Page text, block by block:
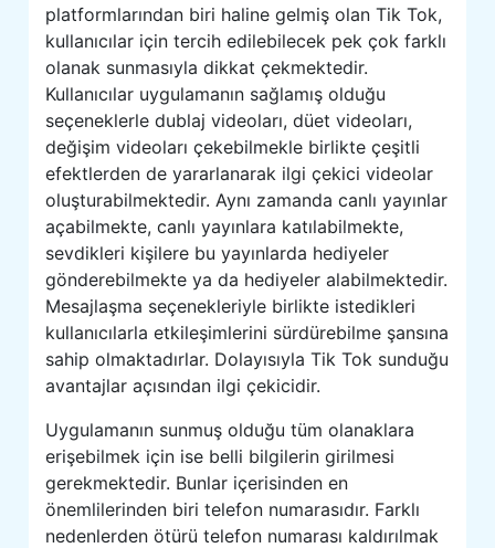
platformlarından biri haline gelmiş olan Tik Tok,
kullanıcılar için tercih edilebilecek pek çok farklı
olanak sunmasıyla dikkat çekmektedir.
Kullanıcılar uygulamanın sağlamış olduğu
seçeneklerle dublaj videoları, düet videoları,
değişim videoları çekebilmekle birlikte çeşitli
efektlerden de yararlanarak ilgi çekici videolar
oluşturabilmektedir. Aynı zamanda canlı yayınlar
açabilmekte, canlı yayınlara katılabilmekte,
sevdikleri kişilere bu yayınlarda hediyeler
gönderebilmekte ya da hediyeler alabilmektedir.
Mesajlaşma seçenekleriyle birlikte istedikleri
kullanıcılarla etkileşimlerini sürdürebilme şansına
sahip olmaktadırlar. Dolayısıyla Tik Tok sunduğu
avantajlar açısından ilgi çekicidir.
Uygulamanın sunmuş olduğu tüm olanaklara
erişebilmek için ise belli bilgilerin girilmesi
gerekmektedir. Bunlar içerisinden en
önemlilerinden biri telefon numarasıdır. Farklı
nedenlerden ötürü telefon numarası kaldırılmak